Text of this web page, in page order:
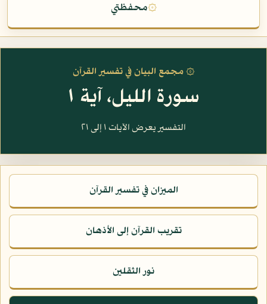
۞محفظتي
۞ مجمع البيان في تفسير القرآن
سورة الليل، آية ١
التفسير يعرض الآيات ١ إلى ٢١
الميزان في تفسير القرآن
تقريب القرآن إلى الأذهان
نور الثقلين